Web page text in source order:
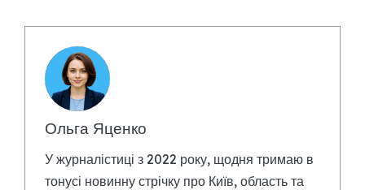
Ольга Яценко
У журналістиці з 2022 року, щодня тримаю в
тонусі новинну стрічку про Київ, область та